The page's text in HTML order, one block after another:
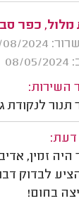
מלול, כפר
09/08/2024
השירות:
תנור לנקודת
דעת:
היה זמין,
לבדוק
בחום!